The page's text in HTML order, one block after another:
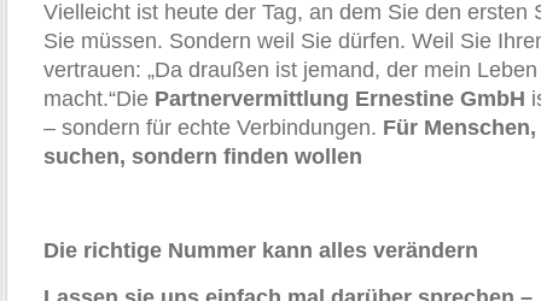
Vielleicht ist heute der Tag, an dem Sie den ersten
Sie müssen. Sondern weil Sie dürfen. Weil Sie
vertrauen: „Da draußen ist jemand, der mein
macht.“Die Partnervermittlung Ernestine GmbH
– sondern für echte Verbindungen. Für
suchen, sondern finden wollen
Die richtige Nummer kann alles verändern